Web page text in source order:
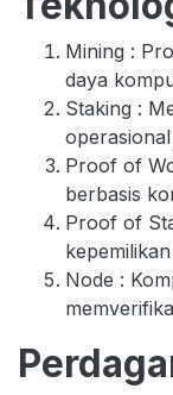
Mining :
daya
Staking :
Proof of
berbasis
Proof of
Node :